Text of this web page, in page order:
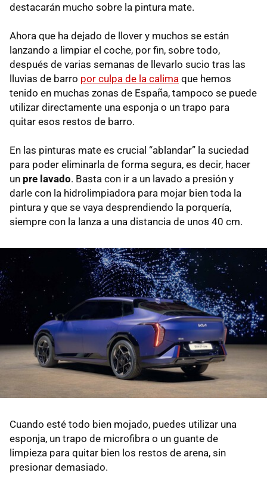
destacarán mucho sobre la pintura mate.
Ahora que ha dejado de llover y muchos se están
lanzando a limpiar el coche, por fin, sobre todo,
después de varias semanas de llevarlo sucio tras las
lluvias de barro por culpa de la calima que hemos
tenido en muchas zonas de España, tampoco se puede
utilizar directamente una esponja o un trapo para
quitar esos restos de barro.
En las pinturas mate es crucial “ablandar” la suciedad
para poder eliminarla de forma segura, es decir, hacer
un pre lavado. Basta con ir a un lavado a presión y
darle con la hidrolimpiadora para mojar bien toda la
pintura y que se vaya desprendiendo la porquería,
siempre con la lanza a una distancia de unos 40 cm.
Cuando esté todo bien mojado, puedes utilizar una
esponja, un trapo de microfibra o un guante de
limpieza para quitar bien los restos de arena, sin
presionar demasiado.